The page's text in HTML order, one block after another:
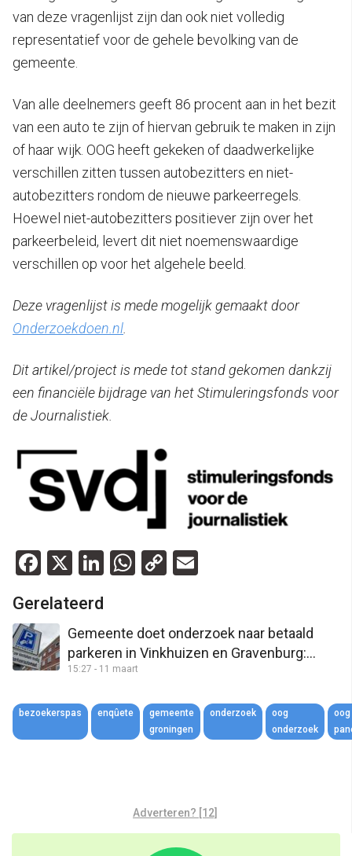
van deze vragenlijst zijn dan ook niet volledig
representatief voor de gehele bevolking van de
gemeente.
Van alle deelnemers geeft 86 procent aan in het bezit
van een auto te zijn of hiervan gebruik te maken in zijn
of haar wijk. OOG heeft gekeken of daadwerkelijke
verschillen zitten tussen autobezitters en niet-
autobezitters rondom de nieuwe parkeerregels.
Hoewel niet-autobezitters positiever zijn over het
parkeerbeleid, levert dit niet noemenswaardige
verschillen op voor het algehele beeld.
Deze vragenlijst is mede mogelijk gemaakt door
Onderzoekdoen.nl
Dit artikel/project is mede tot stand gekomen dankzij
een financiële bijdrage van het Stimuleringsfonds voor
de Journalistiek.
Facebook
X LinkedIn
WhatsApp
Copy
Gerelateerd
Gemeente doet onderzoek naar betaald
parkeren in Vinkhuizen en Gravenburg:
“College leeft in droomwereld”
15:27 - 11 maart
bezoekerspas enqûete
gemeente
groningen
onderzoek
oog
onderzoek
oog
Adverteren? [12]